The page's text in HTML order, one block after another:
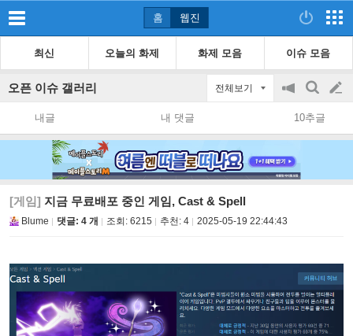
홈 웹진
최신 오늘의 화제 화제 모음 이슈 모음
오픈 이슈 갤러리 전체보기
공
지
on/off
검
색
글
쓰
내글 내 댓글 10추글
[게임] 지금 무료배포 중인 게임, Cast & Spell
Blume 댓글: 4 개 조회: 6215 추천: 4 2025-05-19 22:44:43